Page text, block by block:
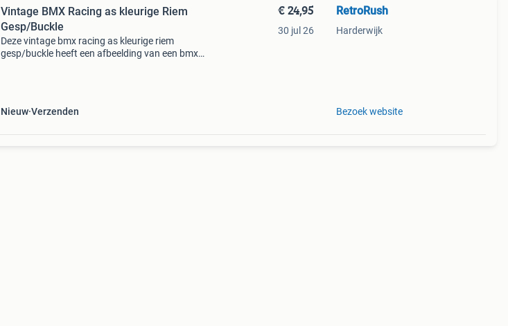
Vintage BMX Racing as kleurige Riem
Gesp/Buckle
Deze vintage bmx racing as kleurige riem
gesp/buckle heeft een afbeelding van een bmx
Nieuw Verzenden
€ 24,95
30 jul 26
RetroRush
Harderwijk
Bezoek website